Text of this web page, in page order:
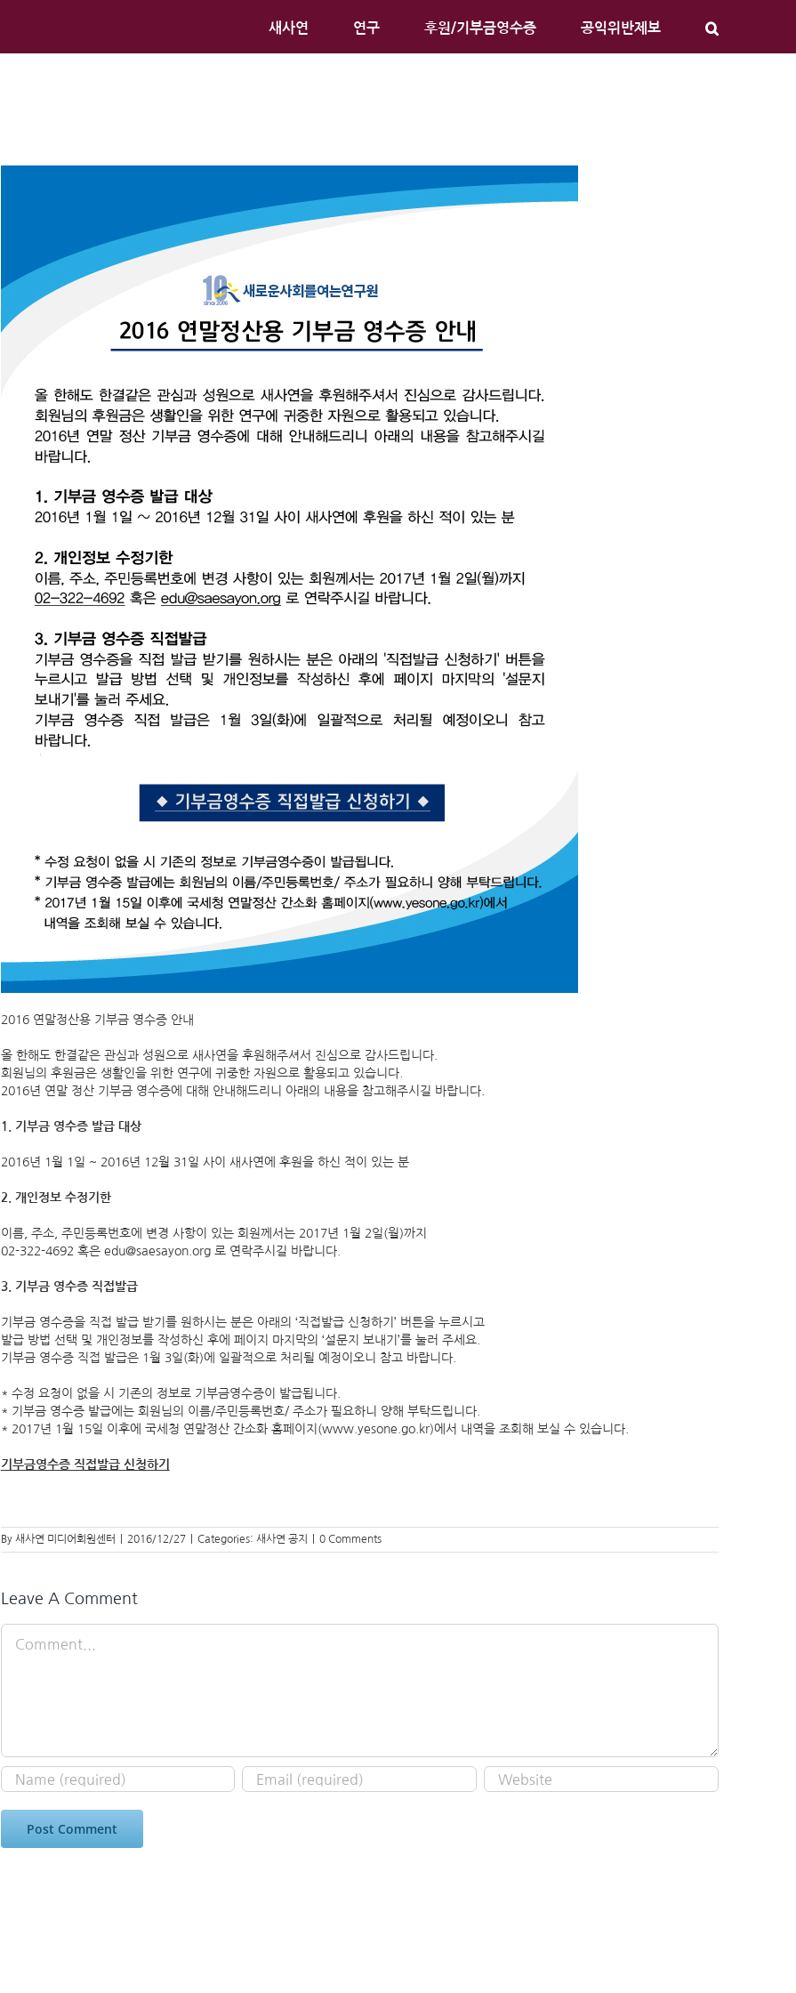
새사연 연구 후원/기부금영수증 공익위반제보
2016 연말정산용 기부금 영수증 안내
올 한해도 한결같은 관심과 성원으로 새사연을 후원해주셔서 진심으로 감사드립니다.
회원님의 후원금은 생활인을 위한 연구에 귀중한 자원으로 활용되고 있습니다.
2016년 연말 정산 기부금 영수증에 대해 안내해드리니 아래의 내용을 참고해주시길 바랍니다.
1. 기부금 영수증 발급 대상
2016년 1월 1일 ~ 2016년 12월 31일 사이 새사연에 후원을 하신 적이 있는 분
2. 개인정보 수정기한
이름, 주소, 주민등록번호에 변경 사항이 있는 회원께서는 2017년 1월 2일(월)까지
02-322-4692 혹은 edu@saesayon.org 로 연락주시길 바랍니다.
3. 기부금 영수증 직접발급
기부금 영수증을 직접 발급 받기를 원하시는 분은 아래의 ‘직접발급 신청하기’ 버튼을 누르시고
발급 방법 선택 및 개인정보를 작성하신 후에 페이지 마지막의 ‘설문지 보내기’를 눌러 주세요.
기부금 영수증 직접 발급은 1월 3일(화)에 일괄적으로 처리될 예정이오니 참고 바랍니다.
* 수정 요청이 없을 시 기존의 정보로 기부금영수증이 발급됩니다.
* 기부금 영수증 발급에는 회원님의 이름/주민등록번호/ 주소가 필요하니 양해 부탁드립니다.
* 2017년 1월 15일 이후에 국세청 연말정산 간소화 홈페이지(www.yesone.go.kr)에서 내역을 조회해 보실 수 있습니다.
기부금영수증 직접발급 신청하기
By 새사연 미디어회원센터 2016/12/27 Categories: 새사연 공지 0 Comments
Leave A Comment